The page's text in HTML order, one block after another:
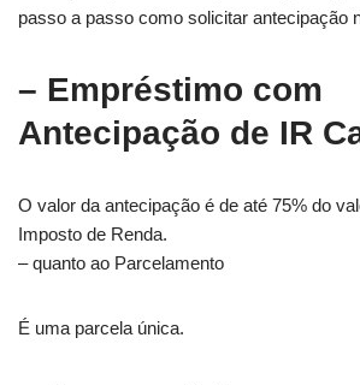
passo a passo como solicitar antecipação
– Empréstimo com
Antecipação de IR
O valor da antecipação é de até 75% do
Imposto de Renda.
– quanto ao Parcelamento
É uma parcela única.